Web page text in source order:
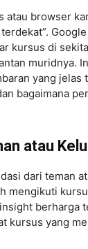
atau browser
kursus di
muridnya.
yang jelas
bagaimana
atau
dari teman
mengikuti
berharga
kursus yang